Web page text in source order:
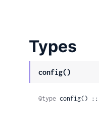
Types
config()
@type config() ::